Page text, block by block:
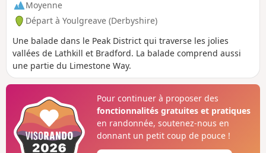
Moyenne
Départ à Youlgreave (Derbyshire)
Une balade dans le Peak District qui traverse les jolies
vallées de Lathkill et Bradford. La balade comprend aussi
une partie du Limestone Way.
Pour continuer à proposer des
fonctionnalités gratuites et pratiques
en randonnée, soutenez-nous en
donnant un petit coup de pouce !